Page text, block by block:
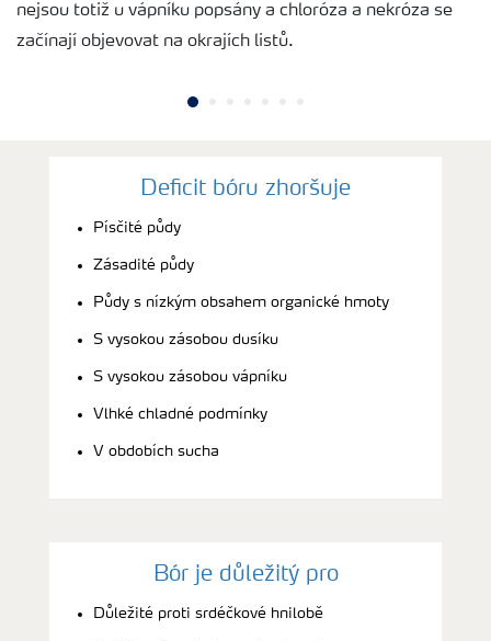
nejsou totiž u vápníku popsány a chloróza a nekróza se
začínají objevovat na okrajích listů.
Deficit bóru zhoršuje
Písčité půdy
Zásadité půdy
Půdy s nízkým obsahem organické hmoty
S vysokou zásobou dusíku
S vysokou zásobou vápníku
Vlhké chladné podmínky
V obdobích sucha
Bór je důležitý pro
Důležité proti srdéčkové hnilobě